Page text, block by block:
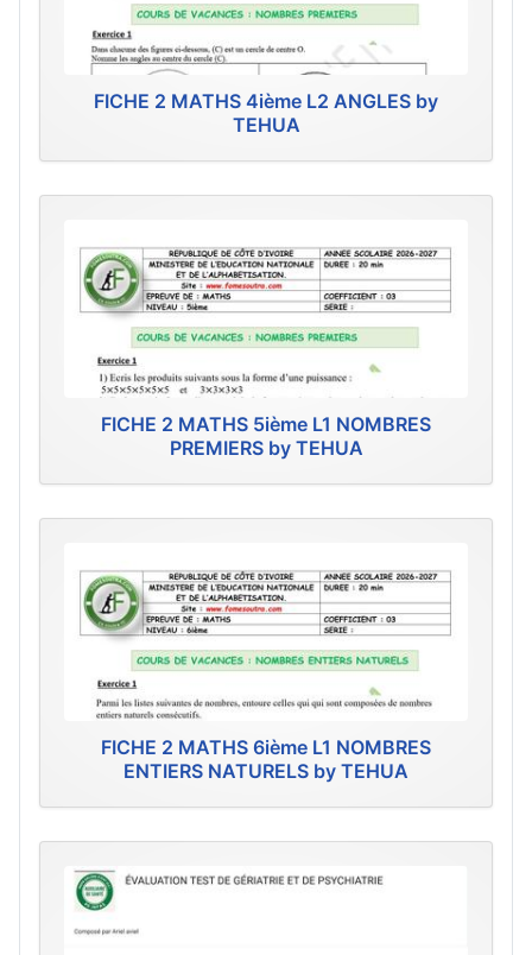
FICHE 2 MATHS 4ième L2 ANGLES by
TEHUA
FICHE 2 MATHS 5ième L1 NOMBRES
PREMIERS by TEHUA
FICHE 2 MATHS 6ième L1 NOMBRES
ENTIERS NATURELS by TEHUA